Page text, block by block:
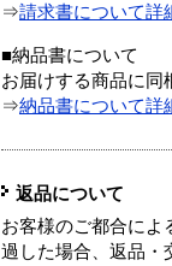
⇒請求書について詳
■納品書について
お届けする商品に同
⇒納品書について詳
返品について
お客様のご都合によ
過した場合、返品・